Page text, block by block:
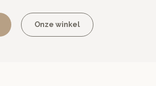
Onze winkel